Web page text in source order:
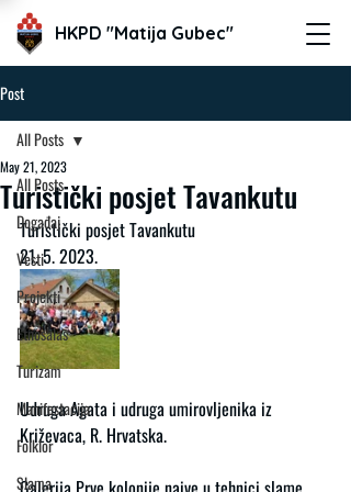
HKPD "Matija Gubec"
Post
All Posts
Događaj
Vesti
Projekti
Etnosalas
Turizam
Manifestacija
Folklor
Slama
All Posts
Turistički posjet Tavankutu
May 21, 2023
Turistički posjet Tavankutu
21. 5. 2023.
Udruga Agata i udruga umirovljenika iz
Križevaca, R. Hrvatska.